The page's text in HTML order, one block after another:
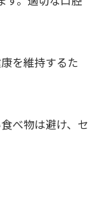
を維持するた
べ物は避け、セ